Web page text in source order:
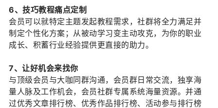
6、技巧教程痛点定制
会员可以就特定主题发起教程需求，社群将全力满足并
制定个性化方案；从被动学习变主动攻克，为你的职业
成长、积蓄行业经验提供更直接的助力。
7、让好机会来找你
与顶级会员与大咖同群沟通，会员群日常交流，独享海
量人脉及工作机会，会员社群专属系统海量资源。并通
过优秀文章排行榜、优秀作品排行榜、活动参与排行榜